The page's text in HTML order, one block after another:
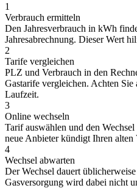
1
Verbrauch ermitteln
Den Jahresverbrauch in kWh
Jahresabrechnung. Dieser Wert
2
Tarife vergleichen
PLZ und Verbrauch in den
Gastarife vergleichen. Achten
Laufzeit.
3
Online wechseln
Tarif auswählen und den
neue Anbieter kündigt Ihren alten
4
Wechsel abwarten
Der Wechsel dauert
Gasversorgung wird dabei nicht